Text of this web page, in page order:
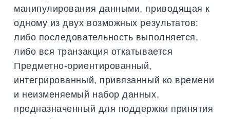
манипулирования данными, приводящая к
одному из двух возможных результатов:
либо последовательность выполняется,
либо вся транзакция откатывается
Предметно-ориентированный,
интегрированный, привязанный ко времени
и неизменяемый набор данных,
предназначенный для поддержки принятия